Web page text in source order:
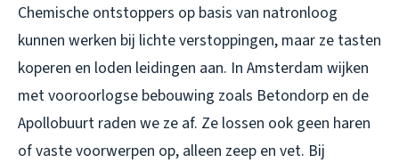
Chemische ontstoppers op basis van natronloog
kunnen werken bij lichte verstoppingen, maar ze tasten
koperen en loden leidingen aan. In Amsterdam wijken
met vooroorlogse bebouwing zoals Betondorp en de
Apollobuurt raden we ze af. Ze lossen ook geen haren
of vaste voorwerpen op, alleen zeep en vet. Bij